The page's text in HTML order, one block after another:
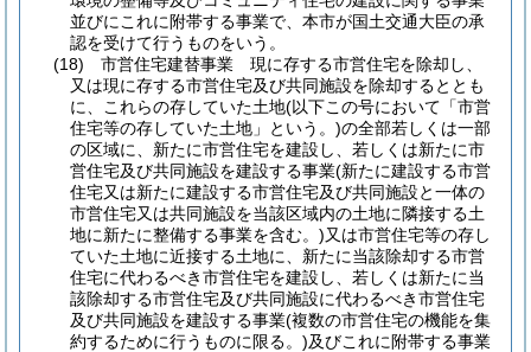
並びにこれに附帯する事業で、本市が国土交通大臣の承
認を受けて行うものをいう。
(18)
市営住宅建替事業 現に存する市営住宅を除却し、
又は現に存する市営住宅及び共同施設を除却するととも
に、これらの存していた土地(以下この号において「市営
住宅等の存していた土地」という。)の全部若しくは一部
の区域に、新たに市営住宅を建設し、若しくは新たに市
営住宅及び共同施設を建設する事業(新たに建設する市営
住宅又は新たに建設する市営住宅及び共同施設と一体の
市営住宅又は共同施設を当該区域内の土地に隣接する土
地に新たに整備する事業を含む。)又は市営住宅等の存し
ていた土地に近接する土地に、新たに当該除却する市営
住宅に代わるべき市営住宅を建設し、若しくは新たに当
該除却する市営住宅及び共同施設に代わるべき市営住宅
及び共同施設を建設する事業(複数の市営住宅の機能を集
約するために行うものに限る。)及びこれに附帯する事業